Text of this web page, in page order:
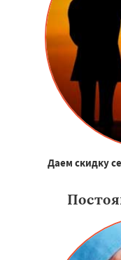
Даем скидку